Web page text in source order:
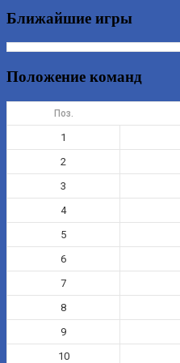
Ближайшие игры
Положение команд
Поз.
1
2
3
4
5
6
7
8
9
10